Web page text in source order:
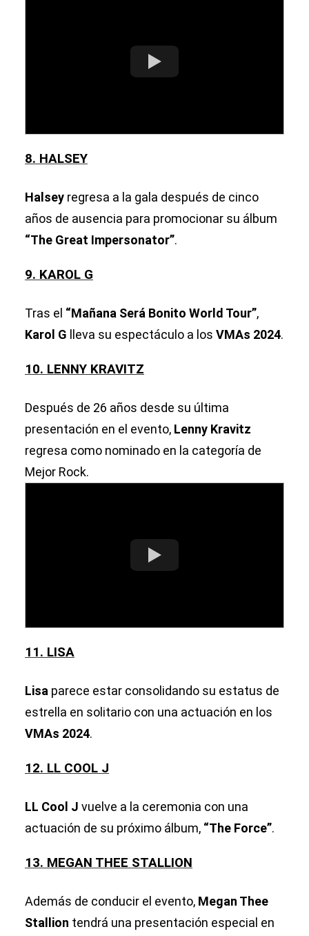
8. HALSEY
Halsey regresa a la gala después de cinco
años de ausencia para promocionar su álbum
“The Great Impersonator”.
9. KAROL G
Tras el “Mañana Será Bonito World Tour”,
Karol G lleva su espectáculo a los VMAs 2024.
10. LENNY KRAVITZ
Después de 26 años desde su última
presentación en el evento, Lenny Kravitz
regresa como nominado en la categoría de
Mejor Rock.
11. LISA
Lisa parece estar consolidando su estatus de
estrella en solitario con una actuación en los
VMAs 2024.
12. LL COOL J
LL Cool J vuelve a la ceremonia con una
actuación de su próximo álbum, “The Force”.
13. MEGAN THEE STALLION
Además de conducir el evento, Megan Thee
Stallion tendrá una presentación especial en